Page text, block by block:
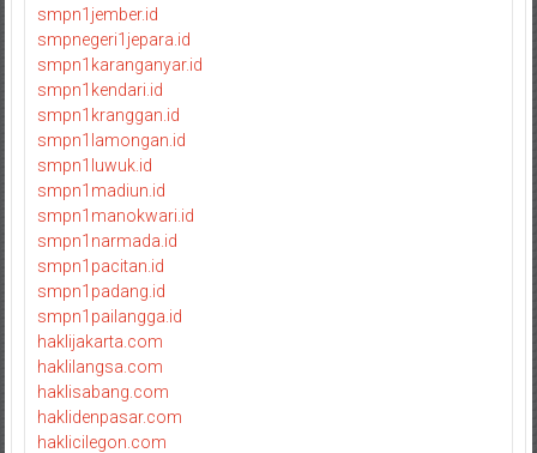
smpn1jember.id
smpnegeri1jepara.id
smpn1karanganyar.id
smpn1kendari.id
smpn1kranggan.id
smpn1lamongan.id
smpn1luwuk.id
smpn1madiun.id
smpn1manokwari.id
smpn1narmada.id
smpn1pacitan.id
smpn1padang.id
smpn1pailangga.id
haklijakarta.com
haklilangsa.com
haklisabang.com
haklidenpasar.com
haklicilegon.com